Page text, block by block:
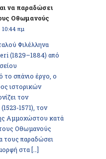
να παραδώσει
Οθωμανούς
10:44 πμ
Φιλέλληνα
(1829–1884) από
το σπάνιο έργο, ο
ιστορικών
τον
1571), τον
Αμμοχώστου κατά
τους Οθωμανούς
τους παραδώσει
στα […]